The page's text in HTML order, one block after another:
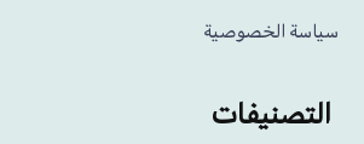
سياسة الخصوصية
التصنيفات